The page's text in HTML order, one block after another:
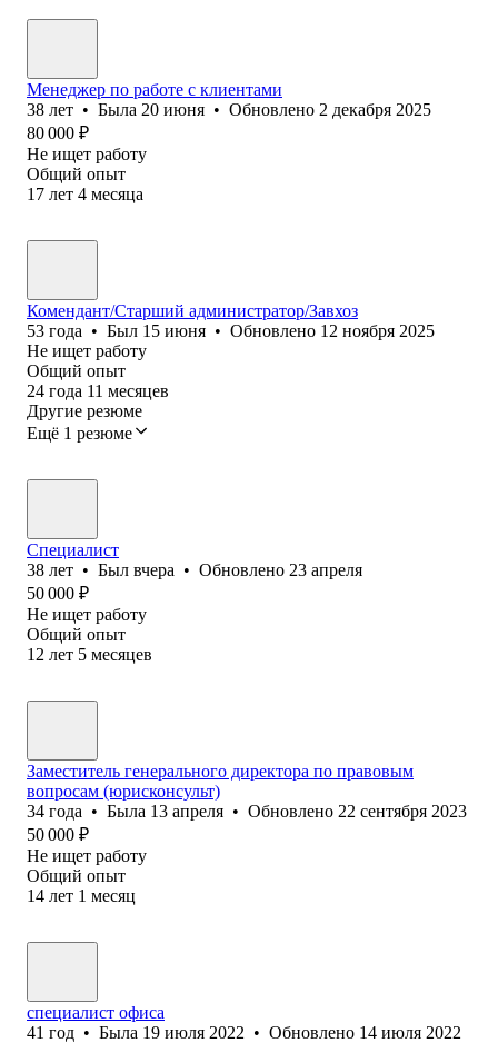
Менеджер по работе с клиентами
38 лет • Была 20 июня • Обновлено 2 декабря 2025
80 000 ₽
Не ищет работу
Общий опыт
17 лет 4 месяца
Комендант/Старший администратор/Завхоз
53 года • Был 15 июня • Обновлено 12 ноября 2025
Не ищет работу
Общий опыт
24 года 11 месяцев
Другие резюме
Ещё 1 резюме
Специалист
38 лет • Был вчера • Обновлено 23 апреля
50 000 ₽
Не ищет работу
Общий опыт
12 лет 5 месяцев
Заместитель генерального директора по правовым
вопросам (юрисконсульт)
34 года • Была 13 апреля • Обновлено 22 сентября 2023
50 000 ₽
Не ищет работу
Общий опыт
14 лет 1 месяц
специалист офиса
41 год • Была 19 июля 2022 • Обновлено 14 июля 2022